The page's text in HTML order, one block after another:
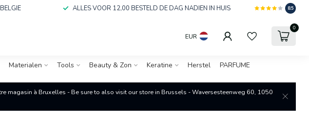
ALLES VOOR 12,00 BESTELD DE DAG NADIEN IN HUIS 8.5
EUR
0
Materialen Tools Beauty & Zon Keratine Herstel PARFUME
magasin à Bruxelles - Be sure to also visit our store in Brussels - Waversesteenweg 60, 1050